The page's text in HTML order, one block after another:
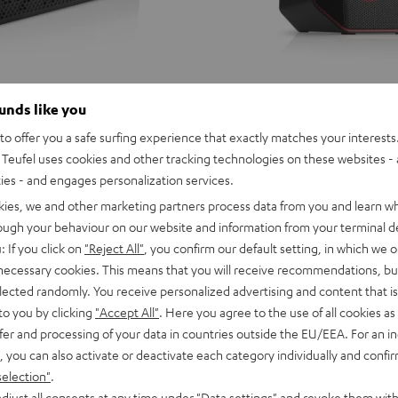
like you
offer you a safe surfing experience that exactly matches your
uses cookies and other tracking technologies on these websites -
- and engages personalization services.
we and other marketing partners process data from you and learn
your behaviour on our website and information from your terminal
If you click on "Reject All" , you confirm our default setting, in which we
cookies. This means that you will receive recommendations,
randomly. You receive personalized advertising and content that
you by clicking "Accept All" . Here you agree to the use of all cookies
and processing of your data in countries outside the EU/EEA. For an
you can also activate or deactivate each category individually and